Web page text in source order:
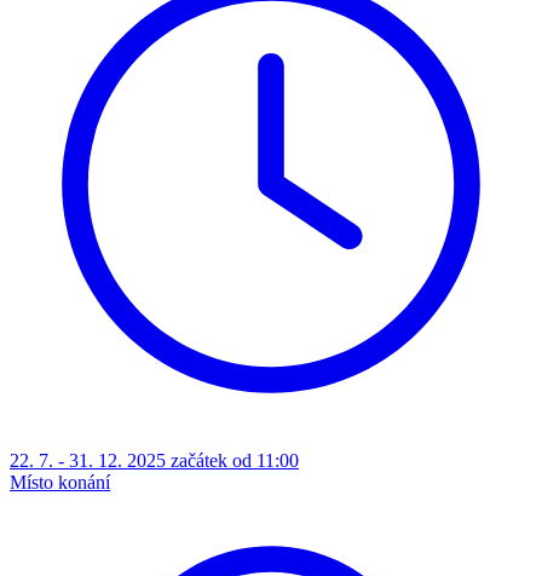
22. 7. - 31. 12. 2025 začátek od 11:00
Místo konání